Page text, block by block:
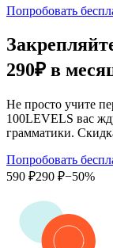
Попробовать
290₽ в
Не просто учите
100LEVELS вас
грамматики.
Попробовать
590 ₽290 ₽−50%